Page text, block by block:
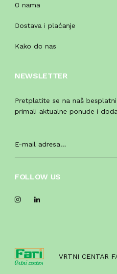
O nama
Dostava i plaćanje
Kako do nas
NEWSLETTER
Pretplatite se na naš
primali aktualne ponude i
FOLLOW US
VRTNI CENTAR